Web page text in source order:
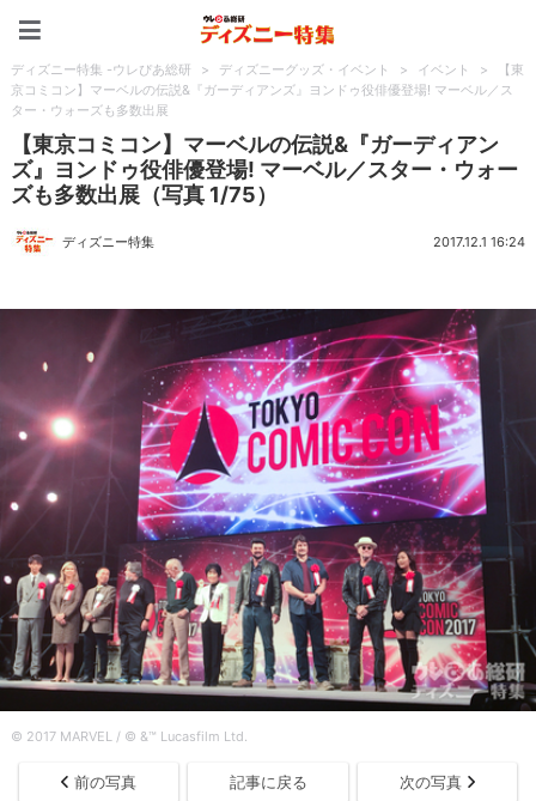
ディズニー特集 -ウレぴあ総研 > ディズニーグッズ・イベント > イベント >
【東
京コミコン】マーベルの伝説&『ガーディアンズ』ヨンドゥ役俳優登場! マーベル／ス
ター・ウォーズも多数出展
【東京コミコン】マーベルの伝説&『ガーディアン
ズ』ヨンドゥ役俳優登場! マーベル／スター・ウォー
ズも多数出展（写真 1/75）
ディズニー特集 2017.12.1 16:24
© 2017 MARVEL / © &™ Lucasfilm Ltd.
前の写真 記事に戻る 次の写真